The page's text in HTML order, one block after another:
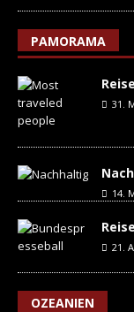
PAMORAMA
31.
14.
21.
OZEANIEN